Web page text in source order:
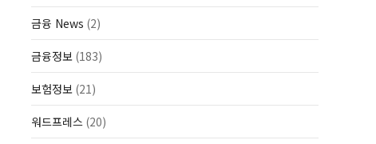
금융 News (2)
금융정보 (183)
보험정보 (21)
워드프레스 (20)